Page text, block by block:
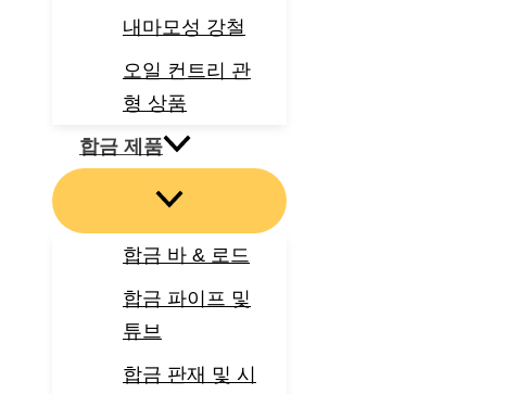
내마모성 강철
오일 컨트리 관
형 상품
합금 제품
합금 바 & 로드
합금 파이프 및
튜브
합금 판재 및 시